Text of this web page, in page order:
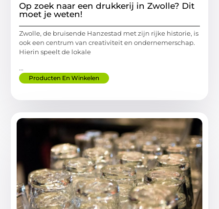
Op zoek naar een drukkerij in Zwolle? Dit
moet je weten!
Zwolle, de bruisende Hanzestad met zijn rijke historie, is
ook een centrum van creativiteit en ondernemerschap.
Hierin speelt de lokale
...
Producten En Winkelen